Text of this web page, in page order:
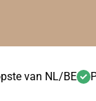
van NL/BE